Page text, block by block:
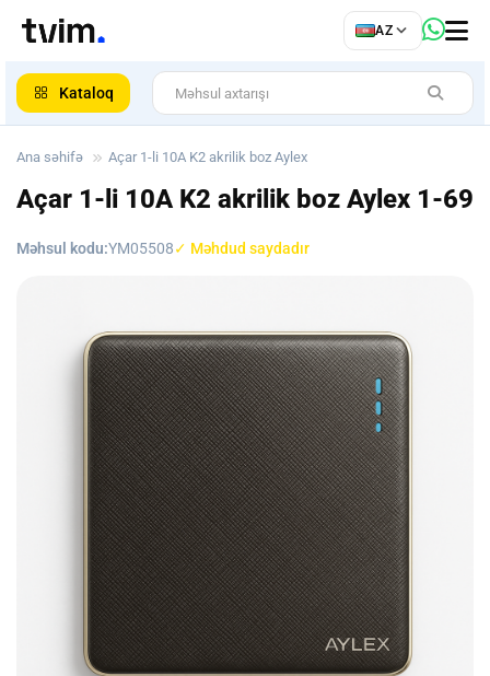
AZ
Kataloq
Ana səhifə Açar 1-li 10A K2 akrilik boz Aylex
Açar 1-li 10A K2 akrilik boz Aylex 1-69
Məhsul kodu:YM05508✓ Məhdud saydadır